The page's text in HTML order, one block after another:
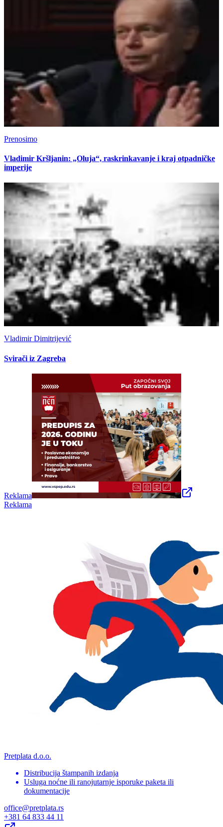
Prenosimo
Vladimir Kršljanin: „Oluja“, raskrinkavanje i kraj otpadničke
imperije
Vladimir Dimitrijević
Svirači iz Zagreba
Reklama
Reklama
Pretplata d.o.o.
Distribucija štampanih izdanja
Usluga noćne ili ranojutarnje isporuke paketa ili
dokumentacije
office@pretplata.rs
+381 64 833 44 11